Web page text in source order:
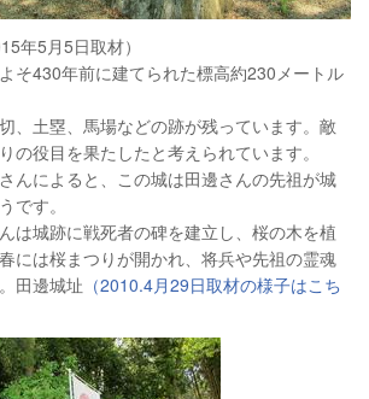
年5月5日取材）
そ430年前に建てられた標高約230メートル
、土塁、馬場などの跡が残っています。敵
の役目を果たしたと考えられています。
んによると、この城は田邊さんの先祖が城
です。
は城跡に戦死者の碑を建立し、桜の木を植
には桜まつりが開かれ、将兵や先祖の霊魂
田邊城址 （2010.4月29日取材の様子はこち